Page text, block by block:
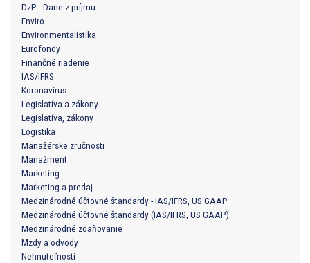
DzP - Dane z príjmu
Enviro
Environmentalistika
Eurofondy
Finančné riadenie
IAS/IFRS
Koronavírus
Legislatíva a zákony
Legislatíva, zákony
Logistika
Manažérske zručnosti
Manažment
Marketing
Marketing a predaj
Medzinárodné účtovné štandardy - IAS/IFRS, US GAAP
Medzinárodné účtovné štandardy (IAS/IFRS, US GAAP)
Medzinárodné zdaňovanie
Mzdy a odvody
Nehnuteľnosti